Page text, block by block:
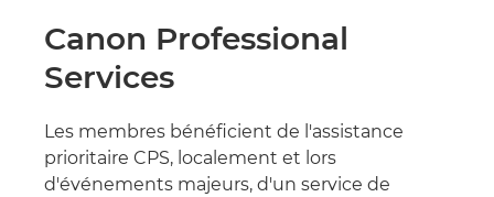
Canon Professional
Services
Les membres bénéficient de l'assistance
prioritaire CPS, localement et lors
d'événements majeurs, d'un service de